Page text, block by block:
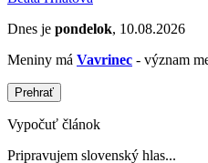
Dnes je pondelok, 10.08.2026
Meniny má Vavrinec - význam
Prehrať
Vypočuť článok
Pripravujem slovenský hlas...